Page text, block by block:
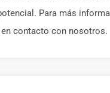
Para más
contacto con nosotros.